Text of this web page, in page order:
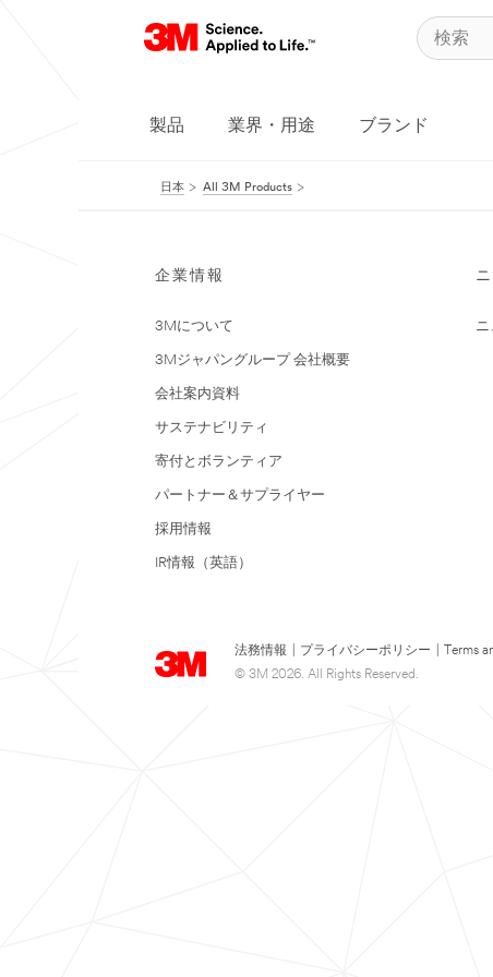
製品 業界・用途 ブランド
日本 All 3M Products
企業情報
3Mについて
3Mジャパングループ 会社概要
会社案内資料
サステナビリティ
寄付とボランティア
パートナー＆サプライヤー
採用情報
IR情報（英語）
ニ
法務情報 プライバシーポリシー Terms
© 3M 2026. All Rights Reserved.